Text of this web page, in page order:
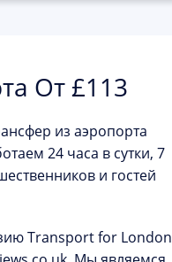
От £113
из аэропорта
24 часа в сутки, 7
и гостей
Transport for London